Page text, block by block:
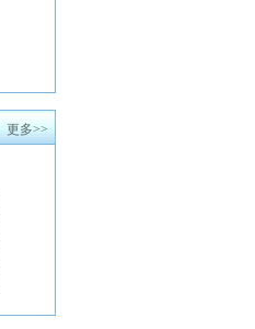
更多>>